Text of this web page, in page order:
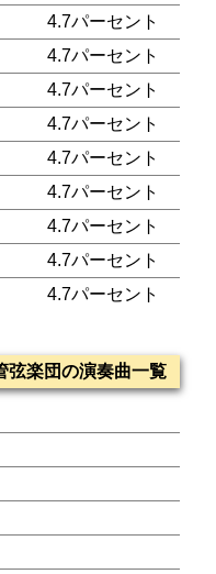
4.7パーセント
4.7パーセント
4.7パーセント
4.7パーセント
4.7パーセント
4.7パーセント
4.7パーセント
4.7パーセント
4.7パーセント
弦楽団の演奏曲一覧